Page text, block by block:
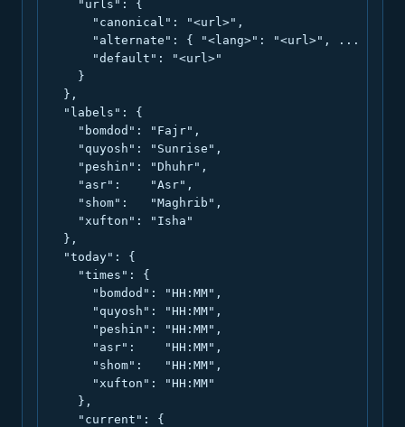
    "urls": {
      "canonical": "<url>",
      "alternate": { "<lang>": "<url>", ... },
      "default": "<url>"
    }
  },
  "labels": {
    "bomdod": "Fajr",
    "quyosh": "Sunrise",
    "peshin": "Dhuhr",
    "asr":    "Asr",
    "shom":   "Maghrib",
    "xufton": "Isha"
  },
  "today": {
    "times": {
      "bomdod": "HH:MM",
      "quyosh": "HH:MM",
      "peshin": "HH:MM",
      "asr":    "HH:MM",
      "shom":   "HH:MM",
      "xufton": "HH:MM"
    },
    "current": {